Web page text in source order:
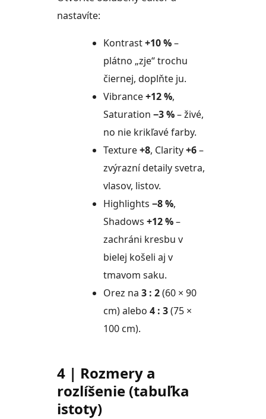
nastavíte:
Kontrast+10 %–
plátno „zje“ trochu
čiernej, doplňte ju.
Vibrance+12 %,
Saturation−3 %– živé,
no nie krikľavé farby.
Texture+8, Clarity+6–
zvýrazní detaily svetra,
vlasov, listov.
Highlights−8 %,
Shadows+12 %–
zachráni kresbu v
bielej košeli aj v
tmavom saku.
Orez na3 : 2(60 × 90
cm) alebo4 : 3(75 ×
100 cm).
4 | Rozmery a
rozlíšenie (tabuľka
istoty)